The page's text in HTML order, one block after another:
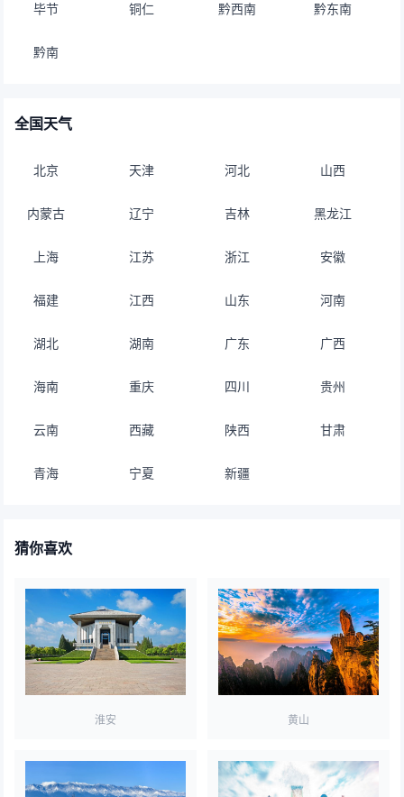
毕节 铜仁 黔西南 黔东南
黔南
全国天气
北京 天津 河北 山西
内蒙古 辽宁 吉林 黑龙江
上海 江苏 浙江 安徽
福建 江西 山东 河南
湖北 湖南 广东 广西
海南 重庆 四川 贵州
云南 西藏 陕西 甘肃
青海 宁夏 新疆
猜你喜欢
淮安 黄山